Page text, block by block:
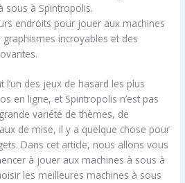
sous à Spintropolis.
endroits pour jouer aux machines
incroyables et des
l’un des jeux de hasard les plus
en ligne, et Spintropolis n’est pas
variété de thèmes, de
de mise, il y a quelque chose pour
Dans cet article, nous allons vous
à jouer aux machines à sous à
les meilleures machines à sous